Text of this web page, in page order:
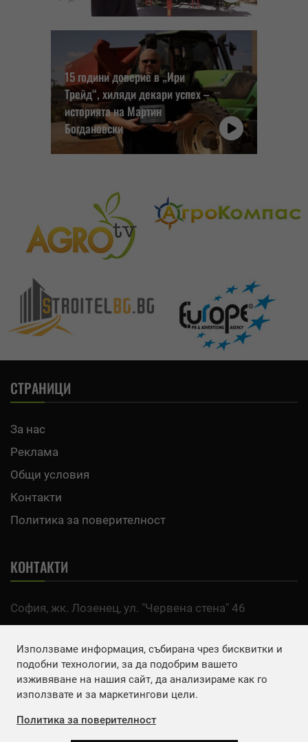
15 години доверие в „Ири
Трейд“, хиляди декари успех –
историята на Мартин
Богдановски
СТРАНИЦИ
За нас
Реклама
Общи условия
Контакти
Политика за поверителност
КОНТАКТИ
София, жк. Лозенец, ул. "Червена стена" 46
Email: office@agro.bg
FACEBOOK
Използваме информация, събирана чрез бисквитки и
подобни технологии, за да подобрим вашето
изживяване на нашия сайт, да анализираме как го
използвате и за маркетингови цели.
Политика за поверителност